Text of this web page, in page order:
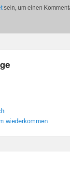
sein, um einen
wiederkommen